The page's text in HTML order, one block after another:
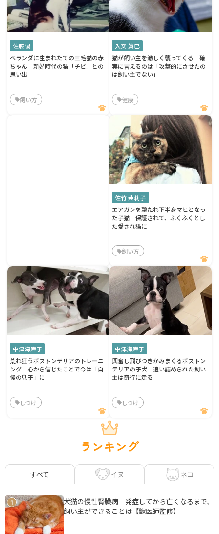
佐藤陽
ベランダに生まれたての三毛猫の赤
ちゃん 新婚時代の猫「チビ」との
思い出
飼い方
入交 眞巳
猫が飼い主を激しく襲ってくる 確
実に言えるのは「攻撃的にさせたの
は飼い主でない」
健康
佐竹 茉莉子
エアガンを撃たれ下半身マヒとなっ
た子猫 保護されて、ふくふくとし
た愛され猫に
飼い方
中津海麻子
荒れ狂うボストンテリアのトレーニ
ング 心から信じたことで今は「自
慢の息子」に
しつけ
中津海麻子
興奮し飛びつきかみまくるボストン
テリアの子犬 追い詰められた飼い
主は奇行に走る
しつけ
ランキング
すべて イヌ ネコ
1
犬猫の慢性腎臓病 発症してから亡くなるまで、
飼い主ができることは【獣医師監修】